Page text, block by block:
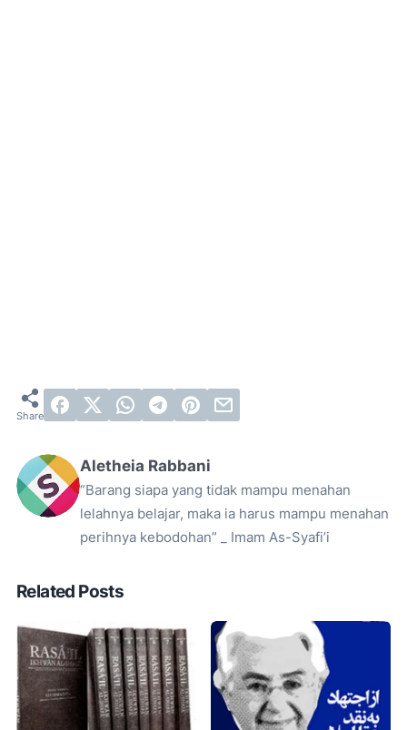
Aletheia Rabbani
“Barang siapa yang tidak mampu menahan
lelahnya belajar, maka ia harus mampu menahan
perihnya kebodohan” _ Imam As-Syafi’i
Related Posts